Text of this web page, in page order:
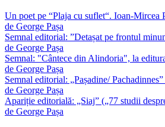
Un poet pe “Plaja cu suflet“. Ioan-Mircea
de George Pașa
Semnal editorial: ”Detașat pe frontul
de George Pașa
Semnal: "Cântece din Alindoria", la
de George Pașa
Semnal editorial: „Pașadine/
de George Pașa
Apariție editorială: „Siaj” („77 studii
de George Pașa